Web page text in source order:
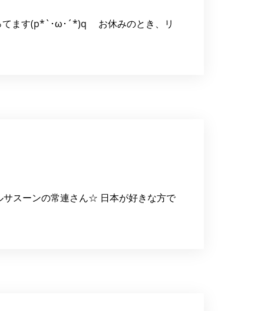
てます(p*`･ω･´*)q お休みのとき、リ
サスーンの常連さん☆ 日本が好きな方で